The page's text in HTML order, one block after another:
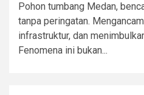
Pohon tumbang Medan,
tanpa peringatan.
infrastruktur, dan
Fenomena ini bukan...